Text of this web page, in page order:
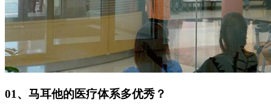
01、马耳他的医疗体系多优秀？